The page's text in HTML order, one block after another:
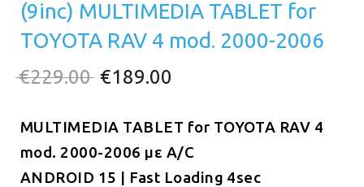
(9inc) MULTIMEDIA TABLET for
TOYOTA RAV 4 mod. 2000-2006
€229.00 Original
was:
€229.00.
€189.00
τιμή
είναι:
MULTIMEDIA TABLET for TOYOTA RAV 4
mod. 2000-2006 με A/C
ANDROID 15 | Fast Loading 4sec